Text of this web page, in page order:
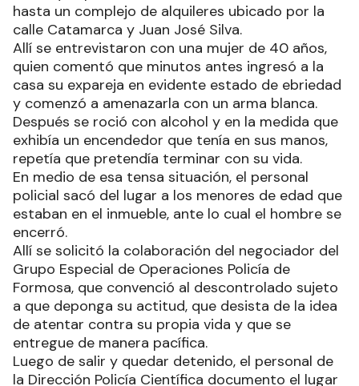
hasta un complejo de alquileres ubicado por la
calle Catamarca y Juan José Silva.
Allí se entrevistaron con una mujer de 40 años,
quien comentó que minutos antes ingresó a la
casa su expareja en evidente estado de ebriedad
y comenzó a amenazarla con un arma blanca.
Después se roció con alcohol y en la medida que
exhibía un encendedor que tenía en sus manos,
repetía que pretendía terminar con su vida.
En medio de esa tensa situación, el personal
policial sacó del lugar a los menores de edad que
estaban en el inmueble, ante lo cual el hombre se
encerró.
Allí se solicitó la colaboración del negociador del
Grupo Especial de Operaciones Policía de
Formosa, que convenció al descontrolado sujeto
a que deponga su actitud, que desista de la idea
de atentar contra su propia vida y que se
entregue de manera pacífica.
Luego de salir y quedar detenido, el personal de
la Dirección Policía Científica documento el lugar